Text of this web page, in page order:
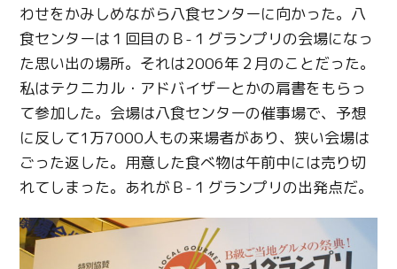
わせをかみしめながら八食センターに向かった。八
食センターは１回目のＢ-１グランプリの会場になっ
た思い出の場所。それは2006年２月のことだった。
私はテクニカル・アドバイザーとかの肩書をもらっ
て参加した。会場は八食センターの催事場で、予想
に反して1万7000人もの来場者があり、狭い会場は
ごった返した。用意した食べ物は午前中には売り切
れてしまった。あれがＢ-１グランプリの出発点だ。